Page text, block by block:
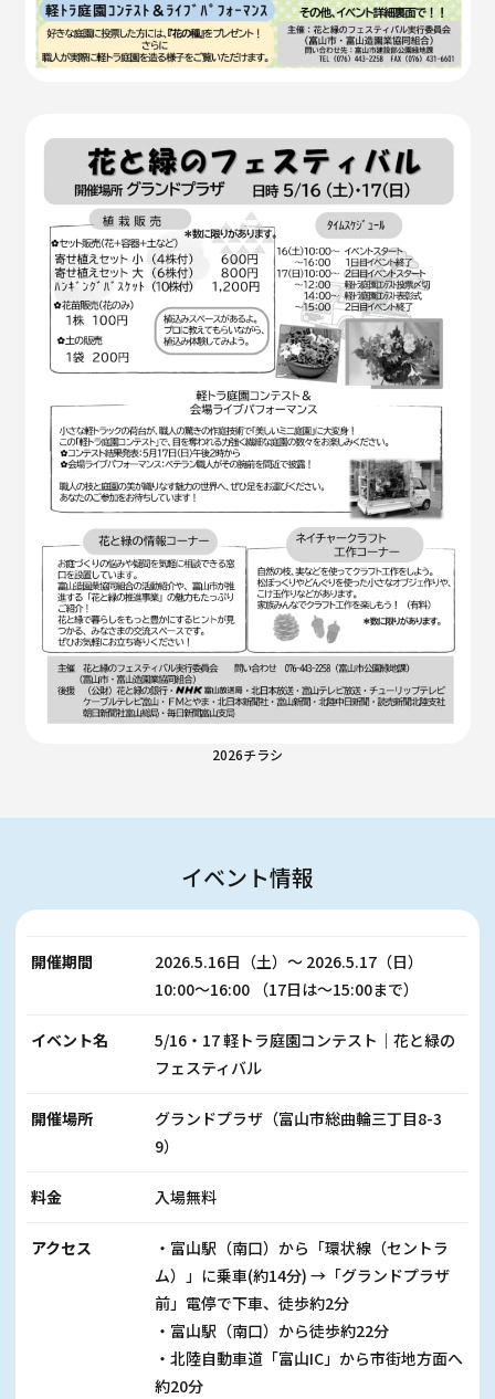
2026チラシ
イベント情報
開催期間
2026.5.16日（土）〜 2026.5.17（日）
10:00～16:00 （17日は～15:00まで）
イベント名
5/16・17 軽トラ庭園コンテスト｜花と緑の
フェスティバル
開催場所
グランドプラザ（富山市総曲輪三丁目8-3
9）
料金 入場無料
アクセス
・富山駅（南口）から「環状線（セントラ
ム）」に乗車(約14分) →「グランドプラザ
前」電停で下車、徒歩約2分
・富山駅（南口）から徒歩約22分
・北陸自動車道「富山IC」から市街地方面へ
約20分